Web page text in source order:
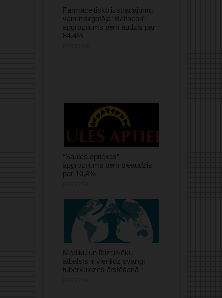
Farmaceitisko izstrādājumu
vairumtirgotāja “Baltacon”
apgrozījums pērn audzis par
84,4%
“Saules aptiekas”
apgrozījums pērn pieaudzis
par 10,4%
Mediķu un līdzcilvēku
atbalsts ir vienlīdz svarīgi
tuberkulozes ārstēšanā